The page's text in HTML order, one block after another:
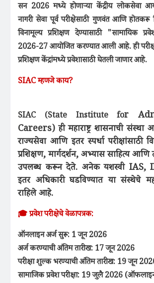
सन 2026 मध्ये होणाऱ्या केंद्रीय लोकसेवा
नागरी सेवा पूर्व परीक्षेसाठी गुणवंत आणि होतकरू
विनामूल्य प्रशिक्षण देण्यासाठी "सामायिक
2026-27 आयोजित करण्यात आली आहे. ही
प्रशिक्षण केंद्रांमध्ये प्रवेशासाठी घेतली जाणार आहे.
SIAC म्हणजे काय?
SIAC (State Institute for
Careers) ही महाराष्ट्र शासनाची संस्था
राज्यसेवा आणि इतर स्पर्धा परीक्षांसाठी
प्रशिक्षण, मार्गदर्शन, अभ्यास साहित्य आणि
उपलब्ध करून देते. अनेक यशस्वी IAS,
इतर अधिकारी घडविण्यात या संस्थेचे
राहिले आहे.
🎓 प्रवेश परीक्षेचे वेळापत्रक:
ऑनलाइन अर्ज सुरू: 1 जून 2026
अर्ज करण्याची अंतिम तारीख: 17 जून 2026
परीक्षा शुल्क भरण्याची अंतिम तारीख: 19 जून
सामाजिक प्रवेश परीक्षा: 19 जुलै 2026